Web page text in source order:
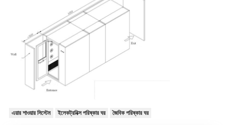
এয়ার শাওয়ার সিস্টেম ইলেকট্রনিক্স পরিষ্কার ঘর জৈবিক পরিষ্কার ঘর